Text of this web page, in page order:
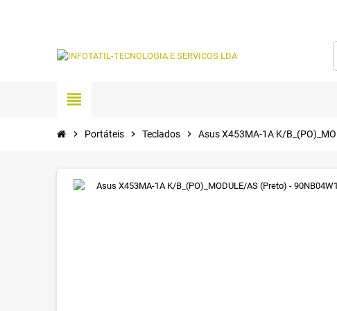
view_headline
chevron_right Portáteis chevron_right Teclados chevron_right Asus X453MA-1A K/